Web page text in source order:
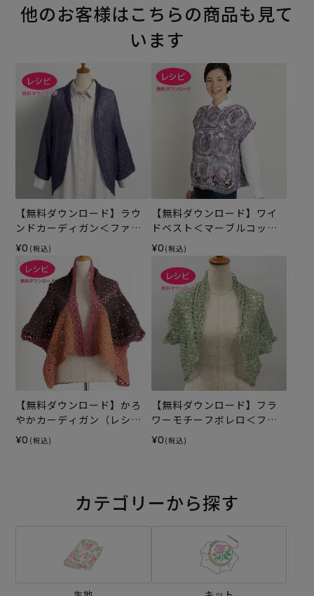
他のお客様はこちらの商品も見て
います
【無料ダウンロード】ラウ
ンドカーディガン＜ファイ
ンモヘヤ＞（レシピ）
¥0 (税込)
【無料ダウンロード】ワイ
ドベスト＜マーブルコット
ン＞（レシピ）
¥0 (税込)
【無料ダウンロード】かろ
やかカーディガン（レシ
ピ）
¥0 (税込)
【無料ダウンロード】フラ
ワーモチーフボレロ＜ファ
インリネン＞（レシピ）
¥0 (税込)
カテゴリーから探す